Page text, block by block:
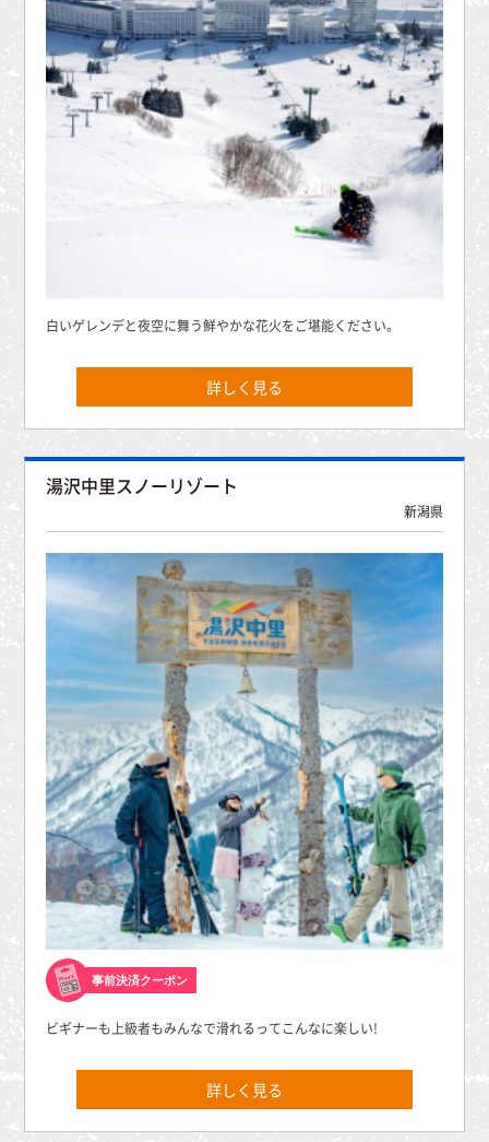
白いゲレンデと夜空に舞う鮮やかな花火をご堪能ください。
詳しく見る
湯沢中里スノーリゾート
新潟県
事前決済クーポン
ビギナーも上級者もみんなで滑れるってこんなに楽しい!
詳しく見る